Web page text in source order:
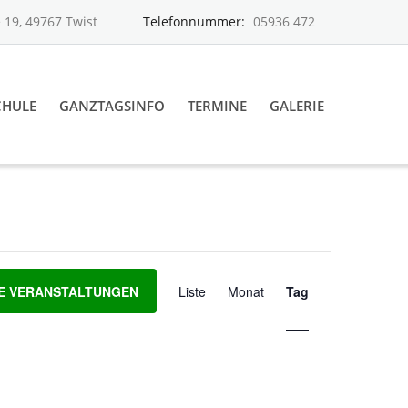
49767 Twist Telefonnummer: 05936 472
GANZTAGSINFO TERMINE GALERIE
VERANSTALTUNGEN
Ansichten-
Navigation
Liste Monat Tag